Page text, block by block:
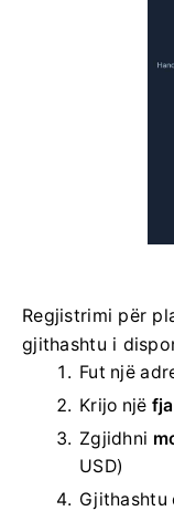
Regjistrimi për
gjithashtu i
Fut një
Krijo një
Zgjidhni
USD)
Gjithashtu